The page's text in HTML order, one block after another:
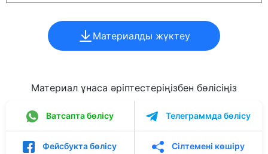
Материалды жүктеу
Материал ұнаса әріптестеріңізбен бөлісіңіз
Ватсапта бөлісу Телеграммда бөлісу
Фейсбукта бөлісу Сілтемені көшіру